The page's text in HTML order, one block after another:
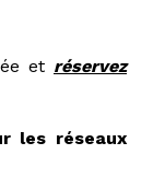
et réservez
les réseaux